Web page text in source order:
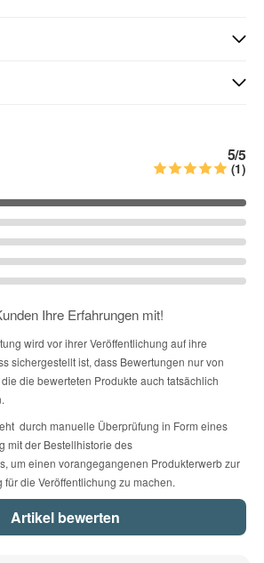
07 - hellrot 08 - rot
13 - lavendel 14 - lila
5/5
(1)
Ihre Erfahrungen mit!
wird vor ihrer Veröffentlichung auf ihre
sichergestellt ist, dass Bewertungen nur von
die bewerteten Produkte auch tatsächlich
durch manuelle Überprüfung in Form eines
mit der Bestellhistorie des
um einen vorangegangenen Produkterwerb zur
die Veröffentlichung zu machen.